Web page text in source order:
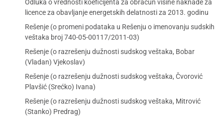
Odluka o vrednosti koeficijenta za obračun visine naknade za
licence za obavljanje energetskih delatnosti za 2013. godinu
Rešenje (o promeni podataka u Rešenju o imenovanju sudskih
veštaka broj 740-05-00117/2011-03)
Rešenje (o razrešenju dužnosti sudskog veštaka, Bobar
(Vladan) Vjekoslav)
Rešenje (o razrešenju dužnosti sudskog veštaka, Čvorović
Plavšić (Srećko) Ivana)
Rešenje (o razrešenju dužnosti sudskog veštaka, Mitrović
(Stanko) Predrag)